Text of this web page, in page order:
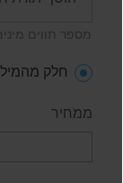
מספר תווים
חלק
ממחיר